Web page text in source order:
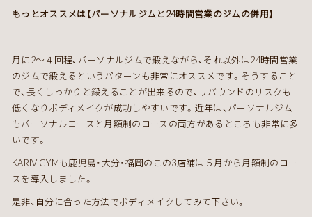
もっとオススメは【パーソナルジムと24時間営業のジムの併用】
月に2～４回程、パーソナルジムで鍛えながら、それ以外は24時間営業
のジムで鍛えるというパターンも非常にオススメです。そうすること
で、長くしっかりと鍛えることが出来るので、リバウンドのリスクも
低くなりボディメイクが成功しやすいです。近年は、パーソナルジム
もパーソナルコースと月額制のコースの両方があるところも非常に多
いです。
KARIV GYMも鹿児島・大分・福岡のこの3店舗は５月から月額制のコー
スを導入しました。
是非、自分に合った方法でボディメイクしてみて下さい。